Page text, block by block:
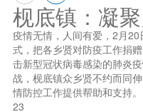
枧底镇：凝
疫情无情，人间有爱，2月
式，把各乡贤对防疫工作捐
击新型冠状病毒感染的肺炎
战，枧底镇众乡贤不约而同
情防控工作提供帮助和支持。
23